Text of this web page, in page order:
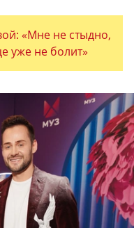
«Мне не стыдно,
уже не болит»